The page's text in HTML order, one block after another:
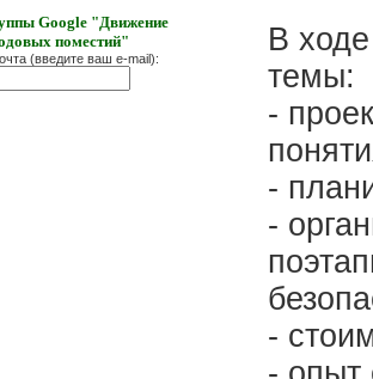
Google "Движение
поместий"
(введите ваш e-mail):
В
темы:
-
-
-
-